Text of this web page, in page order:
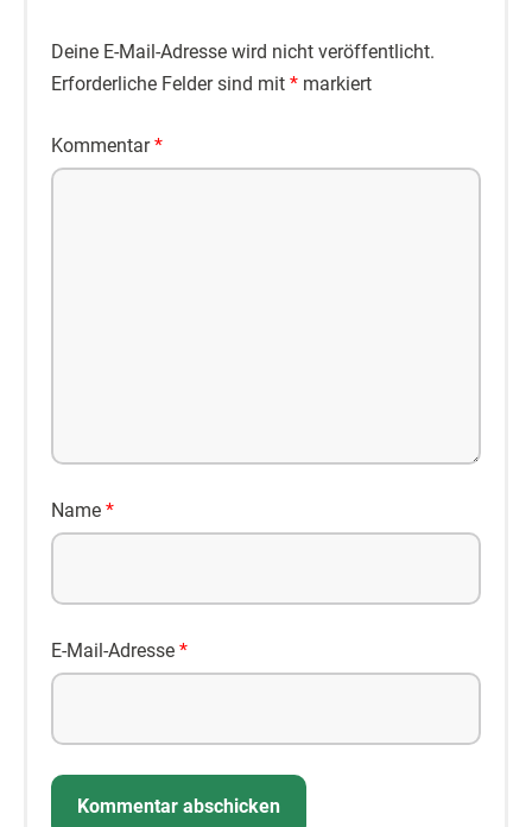
Deine E-Mail-Adresse wird nicht veröffentlicht.
Erforderliche Felder sind mit * markiert
Kommentar*
Name *
E-Mail-Adresse *